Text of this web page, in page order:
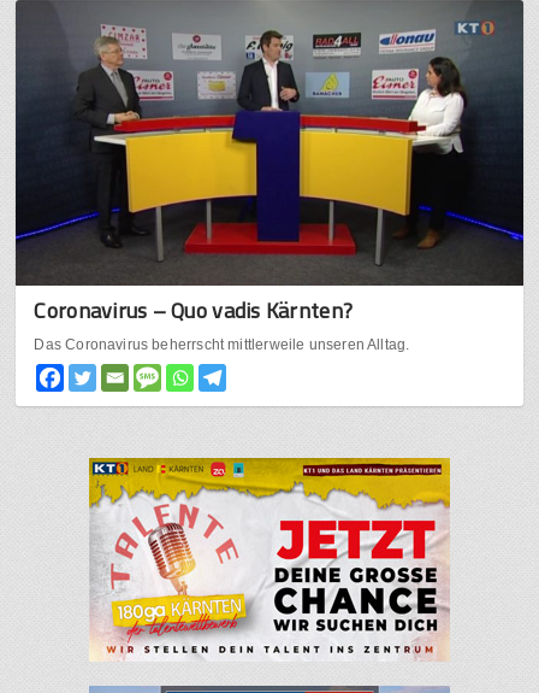
Coronavirus – Quo vadis Kärnten?
Das Coronavirus beherrscht mittlerweile unseren Alltag.